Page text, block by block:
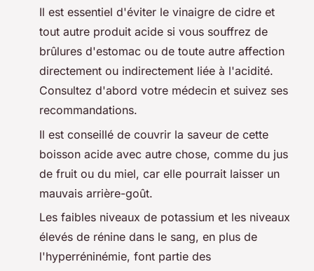
Il est essentiel d'éviter le vinaigre de cidre et
tout autre produit acide si vous souffrez de
brûlures d'estomac ou de toute autre affection
directement ou indirectement liée à l'acidité.
Consultez d'abord votre médecin et suivez ses
recommandations.
Il est conseillé de couvrir la saveur de cette
boisson acide avec autre chose, comme du jus
de fruit ou du miel, car elle pourrait laisser un
mauvais arrière-goût.
Les faibles niveaux de potassium et les niveaux
élevés de rénine dans le sang, en plus de
l'hyperréninémie, font partie des